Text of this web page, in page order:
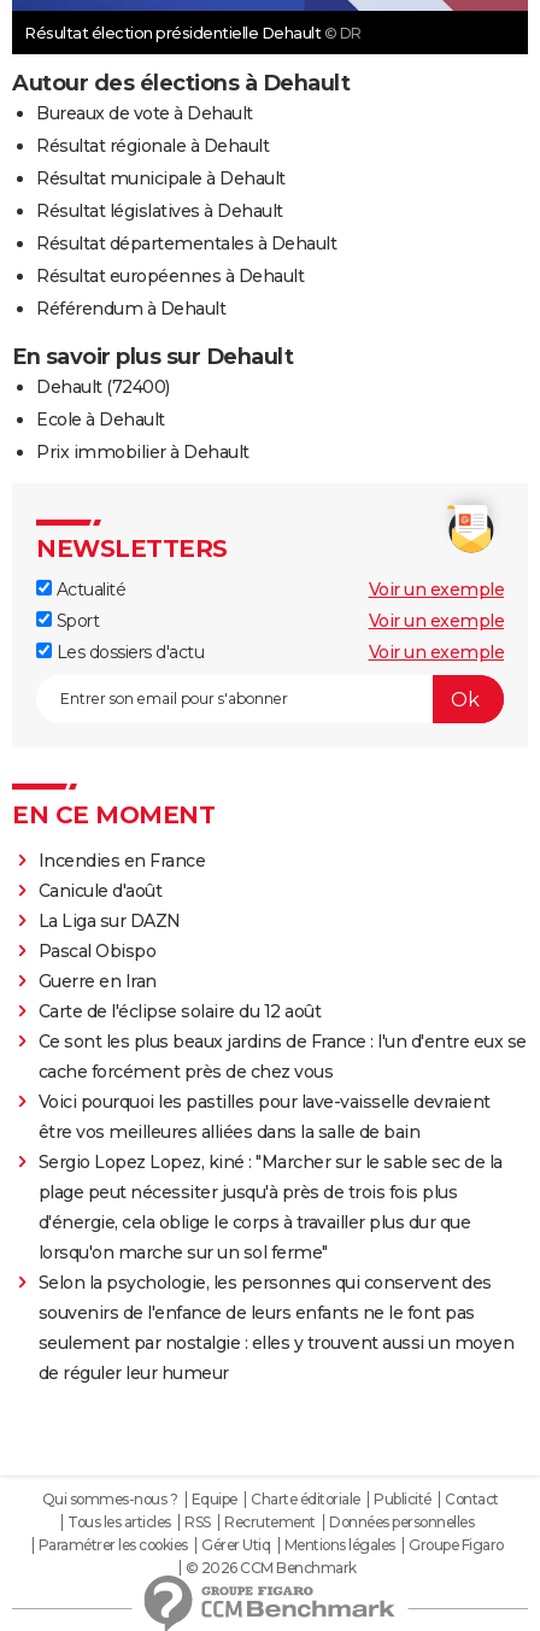
Résultat élection présidentielle Dehault © DR
Autour des élections à Dehault
Bureaux de vote à Dehault
Résultat régionale à Dehault
Résultat municipale à Dehault
Résultat législatives à Dehault
Résultat départementales à Dehault
Résultat européennes à Dehault
Référendum à Dehault
En savoir plus sur Dehault
Dehault (72400)
Ecole à Dehault
Prix immobilier à Dehault
NEWSLETTERS
Actualité
Voir un exemple
Sport
Voir un exemple
Les dossiers d'actu
Voir un exemple
EN CE MOMENT
Incendies en France
Canicule d'août
La Liga sur DAZN
Pascal Obispo
Guerre en Iran
Carte de l'éclipse solaire du 12 août
Ce sont les plus beaux jardins de France : l'un d'entre eux se
cache forcément près de chez vous
Voici pourquoi les pastilles pour lave-vaisselle devraient
être vos meilleures alliées dans la salle de bain
Sergio Lopez Lopez, kiné : "Marcher sur le sable sec de la
plage peut nécessiter jusqu'à près de trois fois plus
d'énergie, cela oblige le corps à travailler plus dur que
lorsqu'on marche sur un sol ferme"
Selon la psychologie, les personnes qui conservent des
souvenirs de l'enfance de leurs enfants ne le font pas
seulement par nostalgie : elles y trouvent aussi un moyen
de réguler leur humeur
Qui sommes-nous ? Equipe Charte éditoriale Publicité
Contact
Tous les articles
RSS Recrutement
Données personnelles
Paramétrer les cookies
Gérer Utiq Mentions légales
Groupe Figaro
© 2026 CCM Benchmark